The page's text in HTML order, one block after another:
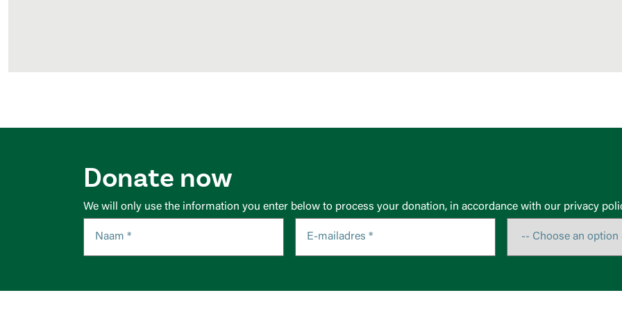
Donate now
We will only use the information you enter below to process your donation, in accordance with our privacy